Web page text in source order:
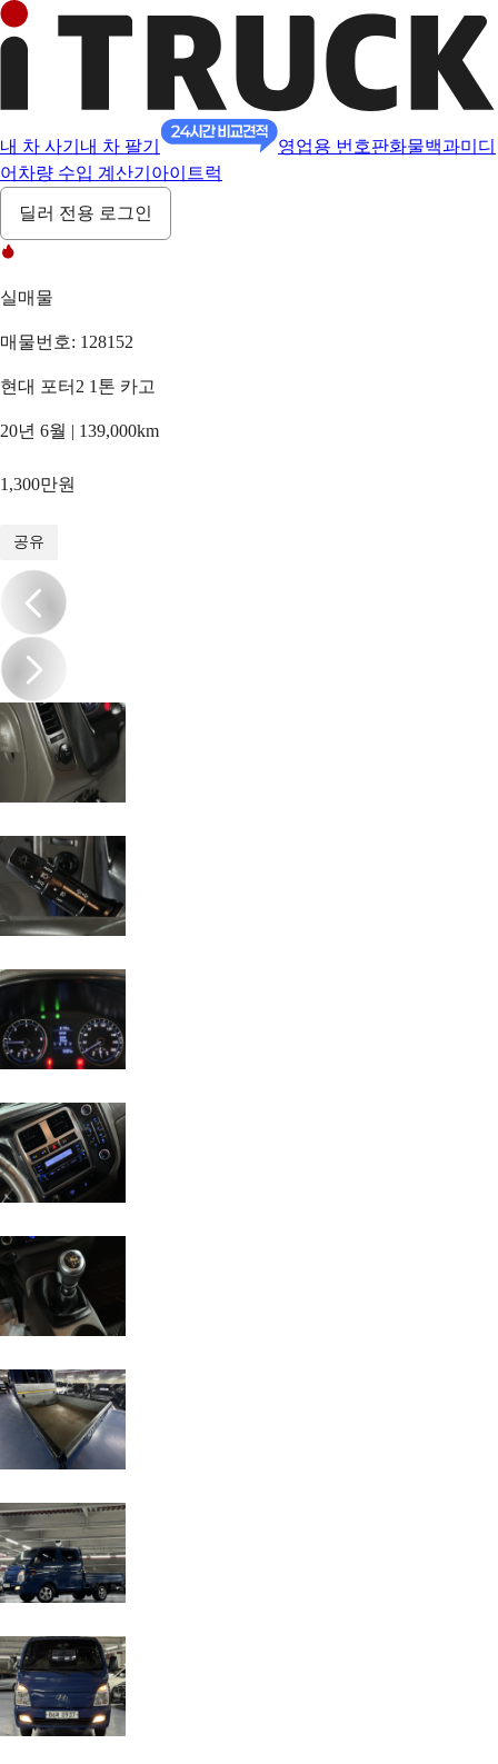
내 차 사기 내 차 팔기 영업용 번호판화물백과미디
어 차량 수입 계산기 아이트럭
딜러 전용 로그인
실매물
매물번호: 128152
현대 포터2 1톤 카고
20년 6월 | 139,000km
1,300만원
공유
/17